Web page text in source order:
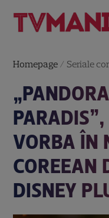
Homepage / Seriale
PARADIS”,
VORBA ÎN
COREEAN
DISNEY